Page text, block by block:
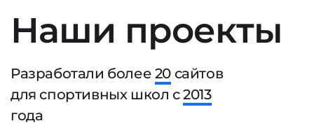
Наши проекты
Разработали более 20 сайтов
для спортивных школ с2013
года